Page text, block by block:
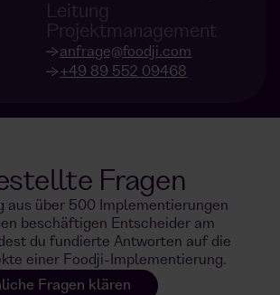
Leitung
Projektmanagement
anfrage@foodji.com
+49 89 552 09468
Fragen
aus über 500 Implementierungen
beschäftigen Entscheider am
du fundierte Antworten auf die
einer Foodji-Implementierung.
Fragen klären